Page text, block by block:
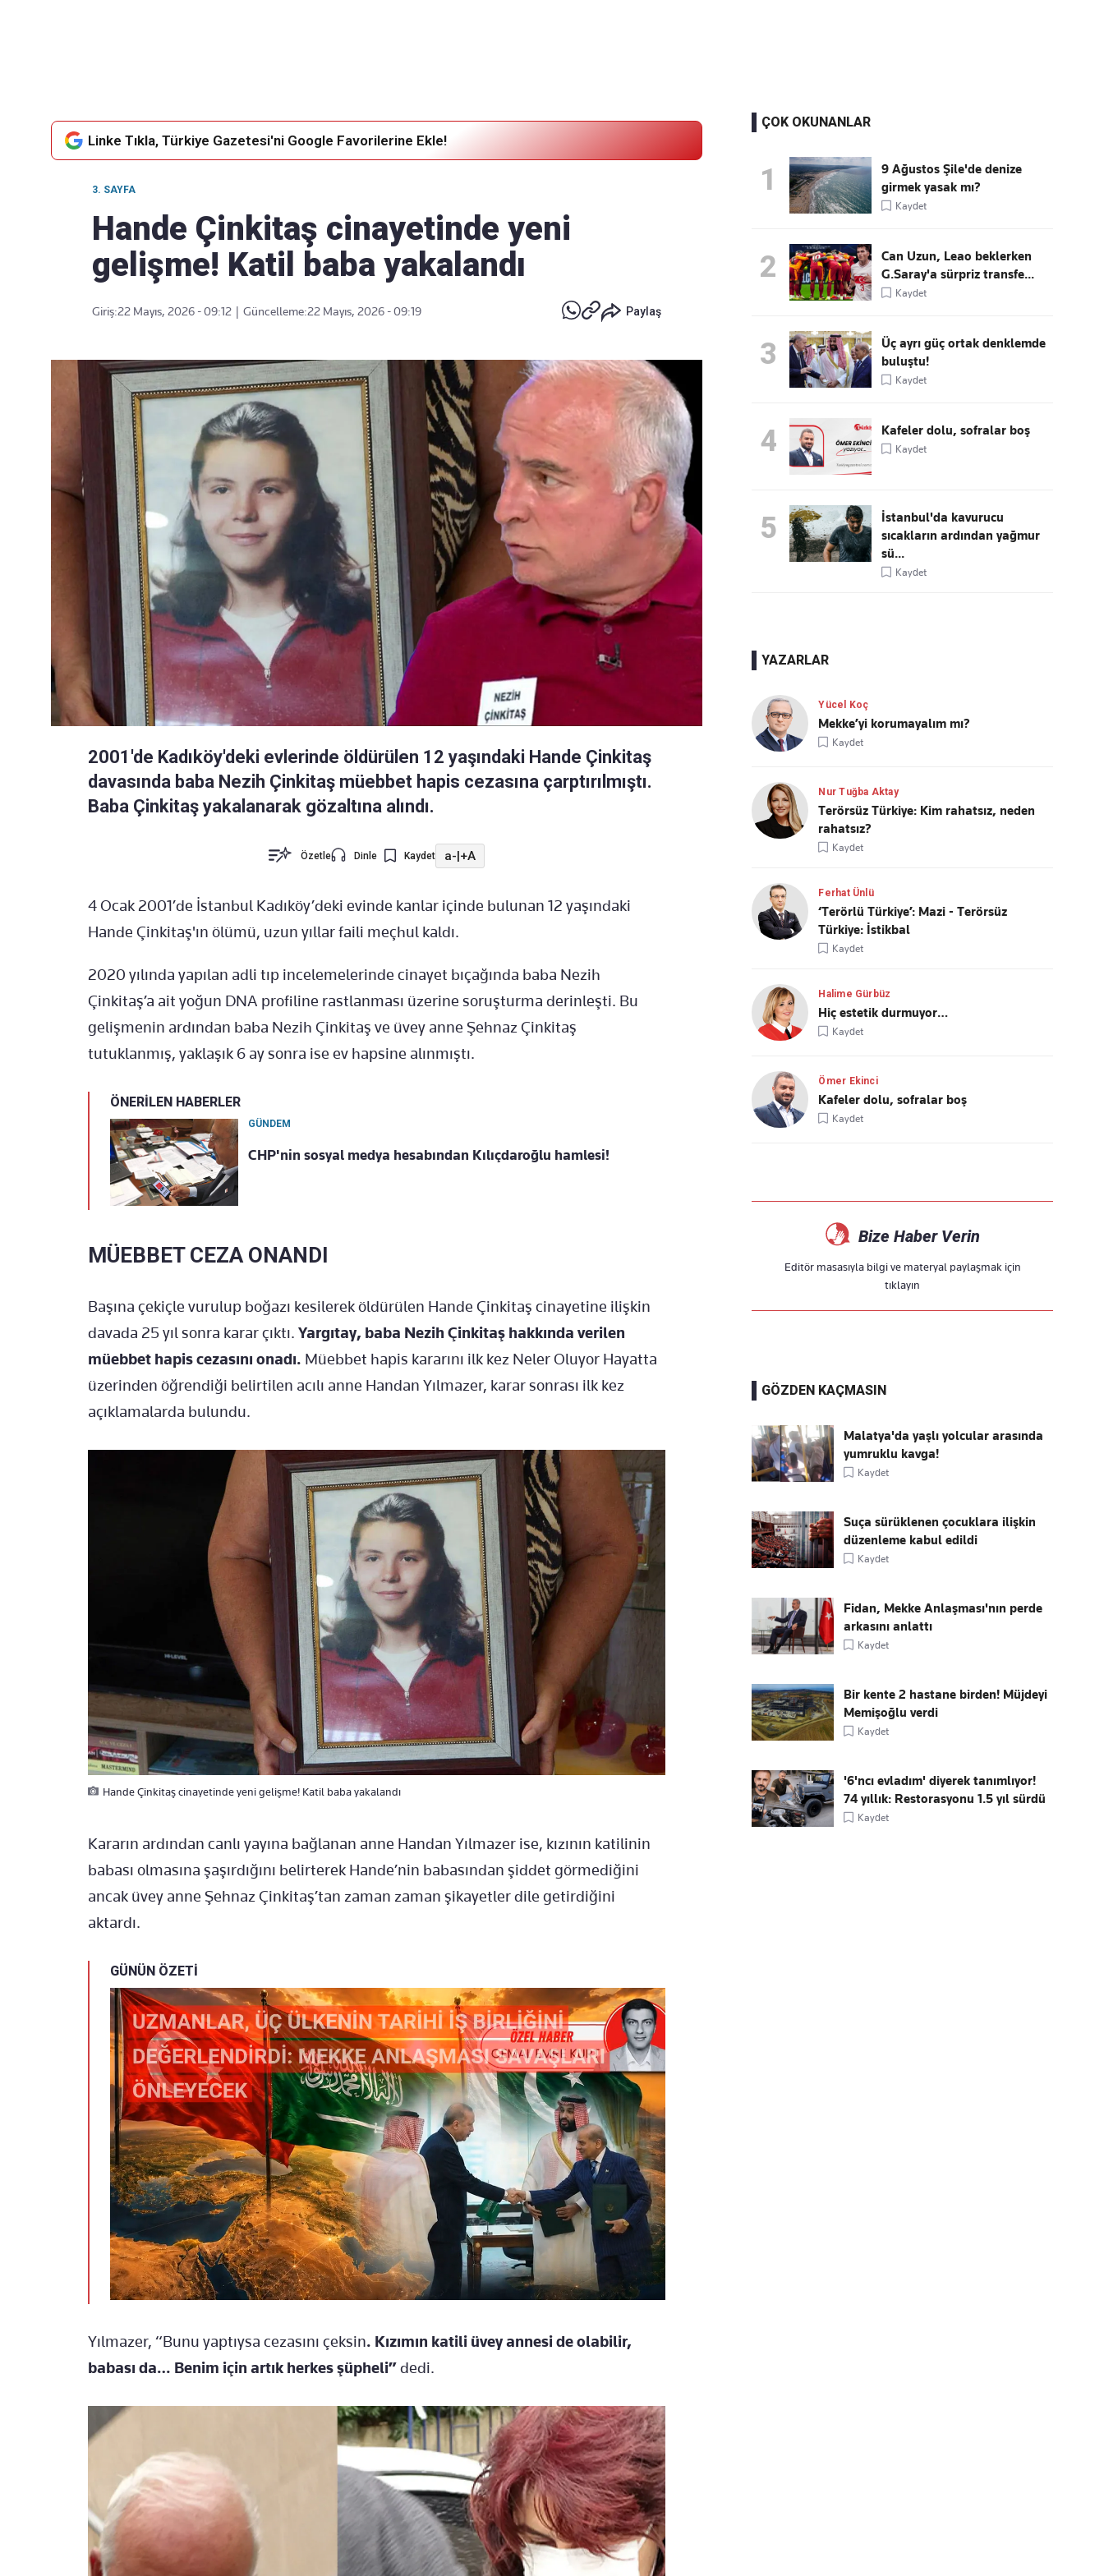
Linke Tıkla, Türkiye Gazetesi'ni Google Favorilerine Ekle!
3. SAYFA
Hande Çinkitaş cinayetinde yeni
gelişme! Katil baba yakalandı
Giriş:22 Mayıs, 2026 - 09:12 Güncelleme:22 Mayıs, 2026 - 09:19 Paylaş
2001'de Kadıköy'deki evlerinde öldürülen 12 yaşındaki Hande Çinkitaş
davasında baba Nezih Çinkitaş müebbet hapis cezasına çarptırılmıştı.
Baba Çinkitaş yakalanarak gözaltına alındı.
Özetle Dinle Kaydet a-|+A
4 Ocak 2001’de İstanbul Kadıköy’deki evinde kanlar içinde bulunan 12 yaşındaki
Hande Çinkitaş'ın ölümü, uzun yıllar faili meçhul kaldı.
2020 yılında yapılan adli tıp incelemelerinde cinayet bıçağında baba Nezih
Çinkitaş’a ait yoğun DNA profiline rastlanması üzerine soruşturma derinleşti. Bu
gelişmenin ardından baba Nezih Çinkitaş ve üvey anne Şehnaz Çinkitaş
tutuklanmış, yaklaşık 6 ay sonra ise ev hapsine alınmıştı.
ÖNERİLEN HABERLER
GÜNDEM
CHP'nin sosyal medya hesabından Kılıçdaroğlu hamlesi!
MÜEBBET CEZA ONANDI
Başına çekiçle vurulup boğazı kesilerek öldürülen Hande Çinkitaş cinayetine ilişkin
davada 25 yıl sonra karar çıktı. Yargıtay, baba Nezih Çinkitaş hakkında verilen
müebbet hapis cezasını onadı. Müebbet hapis kararını ilk kez Neler Oluyor Hayatta
üzerinden öğrendiği belirtilen acılı anne Handan Yılmazer, karar sonrası ilk kez
açıklamalarda bulundu.
Hande Çinkitaş cinayetinde yeni gelişme! Katil baba yakalandı
Kararın ardından canlı yayına bağlanan anne Handan Yılmazer ise, kızının katilinin
babası olmasına şaşırdığını belirterek Hande’nin babasından şiddet görmediğini
ancak üvey anne Şehnaz Çinkitaş’tan zaman zaman şikayetler dile getirdiğini
aktardı.
GÜNÜN ÖZETİ
Yılmazer, “Bunu yaptıysa cezasını çeksin. Kızımın katili üvey annesi de olabilir,
babası da… Benim için artık herkes şüpheli”dedi.
ÇOK OKUNANLAR
1
9 Ağustos Şile'de denize
girmek yasak mı?
Kaydet
2
Can Uzun, Leao beklerken
G.Saray'a sürpriz transfe...
Kaydet
3
Üç ayrı güç ortak denklemde
buluştu!
Kaydet
4 Kafeler dolu, sofralar boş
Kaydet
5
İstanbul'da kavurucu
sıcakların ardından yağmur
sü...
Kaydet
YAZARLAR
Yücel Koç
Mekke’yi korumayalım mı?
Kaydet
Nur Tuğba Aktay
Terörsüz Türkiye: Kim rahatsız, neden
rahatsız?
Kaydet
Ferhat Ünlü
‘Terörlü Türkiye’: Mazi - Terörsüz
Türkiye: İstikbal
Kaydet
Halime Gürbüz
Hiç estetik durmuyor…
Kaydet
Ömer Ekinci
Kafeler dolu, sofralar boş
Kaydet
Bize Haber Verin
Editör masasıyla bilgi ve materyal paylaşmak için
tıklayın
GÖZDEN KAÇMASIN
Malatya'da yaşlı yolcular arasında
yumruklu kavga!
Kaydet
Suça sürüklenen çocuklara ilişkin
düzenleme kabul edildi
Kaydet
Fidan, Mekke Anlaşması'nın perde
arkasını anlattı
Kaydet
Bir kente 2 hastane birden! Müjdeyi
Memişoğlu verdi
Kaydet
'6'ncı evladım' diyerek tanımlıyor!
74 yıllık: Restorasyonu 1.5 yıl sürdü
Kaydet